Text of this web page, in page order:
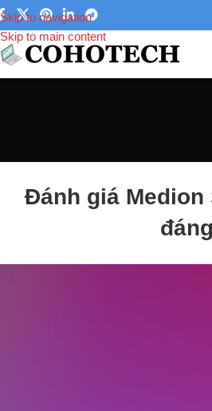
Skip to navigation
Skip to main content
Đánh giá Medion